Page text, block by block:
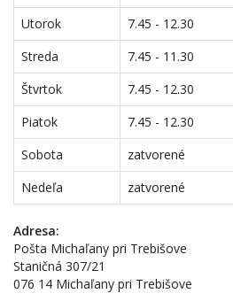
Utorok
7.45 - 12.30
Streda
7.45 - 11.30
Štvrtok
7.45 - 12.30
Piatok
7.45 - 12.30
Sobota
zatvorené
Nedeľa
zatvorené
Adresa:
Pošta Michaľany pri Trebišove
Staničná 307/21
076 14 Michaľany pri Trebišove